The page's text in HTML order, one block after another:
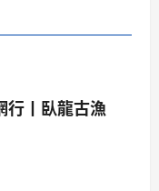
行丨臥龍古漁